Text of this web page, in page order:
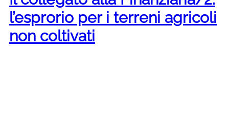
l’esprorio per i terreni agricoli
non coltivati